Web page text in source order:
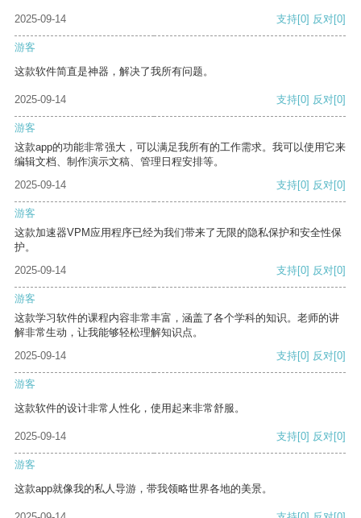
2025-09-14 支持[0] 反对[0]
游客
这款软件简直是神器，解决了我所有问题。
2025-09-14 支持[0] 反对[0]
游客
这款app的功能非常强大，可以满足我所有的工作需求。我可以使用它来
编辑文档、制作演示文稿、管理日程安排等。
2025-09-14
支持[0] 反对[0]
游客
这款加速器VPM应用程序已经为我们带来了无限的隐私保护和安全性保
护。
2025-09-14
支持[0] 反对[0]
游客
这款学习软件的课程内容非常丰富，涵盖了各个学科的知识。老师的讲
解非常生动，让我能够轻松理解知识点。
2025-09-14
支持[0] 反对[0]
游客
这款软件的设计非常人性化，使用起来非常舒服。
2025-09-14 支持[0] 反对[0]
游客
这款app就像我的私人导游，带我领略世界各地的美景。